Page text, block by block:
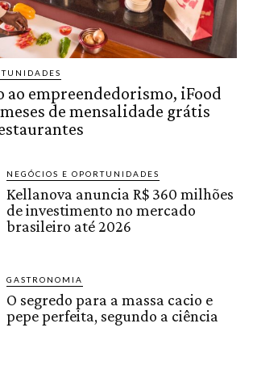
ao empreendedorismo, iFood
de mensalidade grátis
NEGÓCIOS E OPORTUNIDADES
Kellanova anuncia R$ 360 milhões
de investimento no mercado
brasileiro até 2026
GASTRONOMIA
O segredo para a massa cacio e
pepe perfeita, segundo a ciência